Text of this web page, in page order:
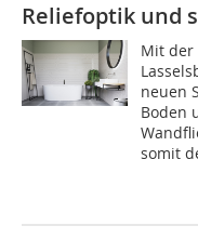
Reliefoptik und
Mit der
neuen
Boden
somit